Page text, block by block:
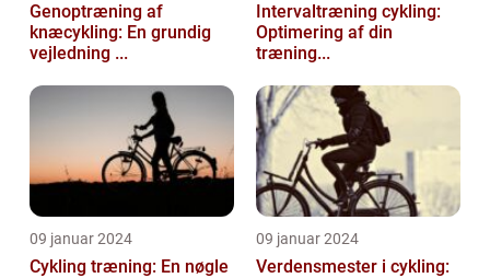
Genoptræning af
knæcykling: En grundig
vejledning ...
Intervaltræning cykling:
Optimering af din
træning...
09 januar 2024
Cykling træning: En nøgle
09 januar 2024
Verdensmester i cykling: